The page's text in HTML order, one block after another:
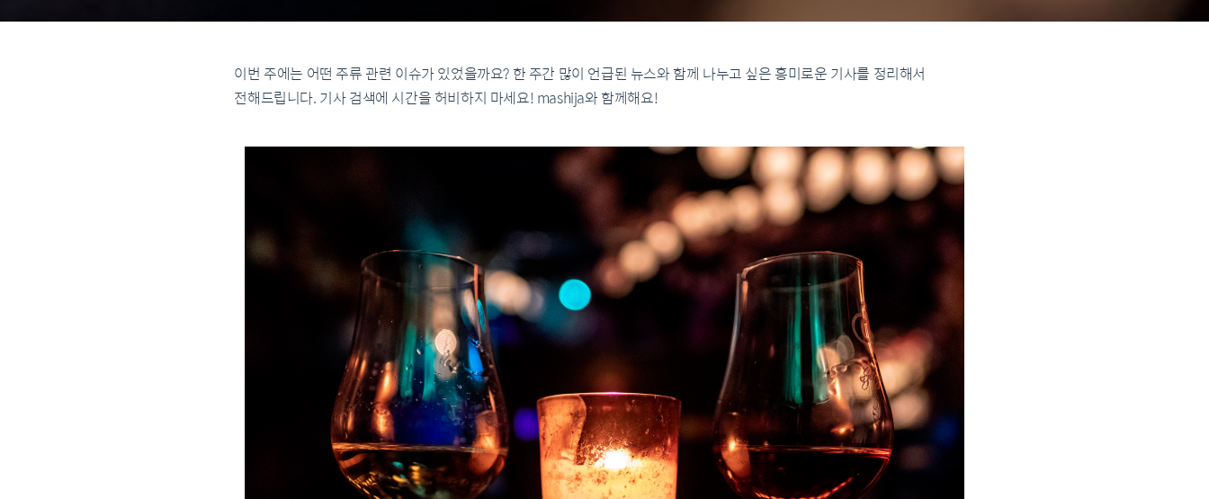
이번 주에는 어떤 주류 관련 이슈가 있었을까요? 한 주간 많이 언급된 뉴스와 함께 나누고 싶은 흥미로운 기사를 정리해서
전해드립니다. 기사 검색에 시간을 허비하지 마세요! mashija와 함께해요!